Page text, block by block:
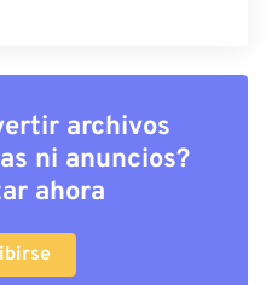
archivos
ni anuncios?
ahora